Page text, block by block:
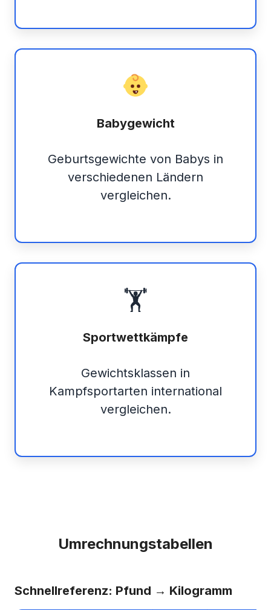
Babygewicht
Geburtsgewichte von Babys in
verschiedenen Ländern
vergleichen.
🏋️
Sportwettkämpfe
Gewichtsklassen in
Kampfsportarten international
vergleichen.
Umrechnungstabellen
Schnellreferenz: Pfund → Kilogramm